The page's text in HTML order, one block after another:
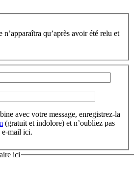
qu’après avoir été relu et
avec votre message, enregistrez-la
(gratuit et indolore) et n’oubliez pas
e-mail ici.
ici